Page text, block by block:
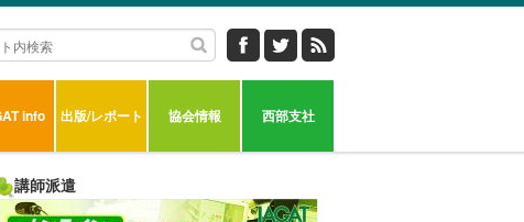
info 出版/レポート 協会情報 西部支社
講師派遣